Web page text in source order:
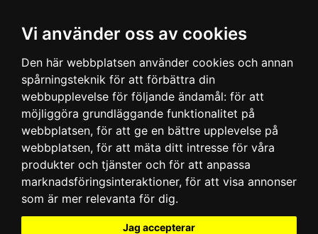
Vi använder oss av cookies
Den här webbplatsen använder cookies och annan
spårningsteknik för att förbättra din
webbupplevelse för följande ändamål: för att
möjliggöra grundläggande funktionalitet på
webbplatsen, för att ge en bättre upplevelse på
webbplatsen, för att mäta ditt intresse för våra
produkter och tjänster och för att anpassa
marknadsföringsinteraktioner, för att visa annonser
som är mer relevanta för dig.
Jag accepterar